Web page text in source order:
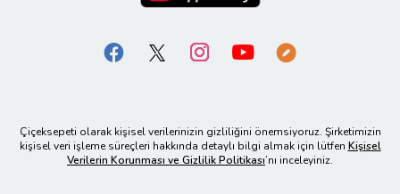
Çiçeksepeti olarak kişisel verilerinizin gizliliğini önemsiyoruz. Şirketimizin
kişisel veri işleme süreçleri hakkında detaylı bilgi almak için lütfen Kişisel
Verilerin Korunması ve Gizlilik Politikası’nı inceleyiniz.